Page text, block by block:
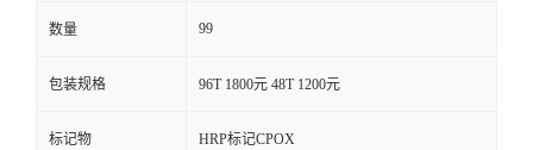
数量 99
包装规格 96T 1800元 48T 1200元
标记物 HRP标记CPOX